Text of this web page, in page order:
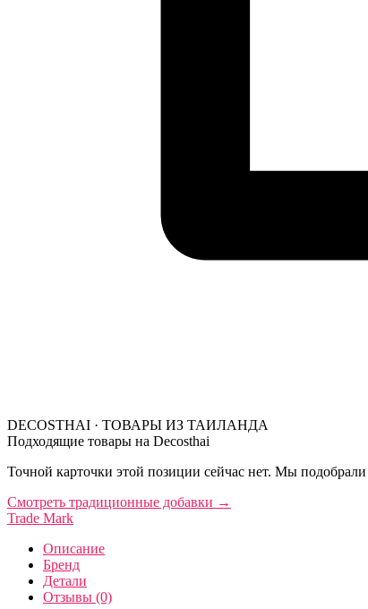
DECOSTHAI · ТОВАРЫ ИЗ ТАИЛАНДА
Подходящие товары на Decosthai
Точной карточки этой позиции сейчас нет. Мы
Смотреть традиционные добавки →
Trade Mark
Описание
Бренд
Детали
Отзывы (0)